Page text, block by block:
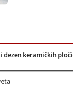
dezen keramičkih